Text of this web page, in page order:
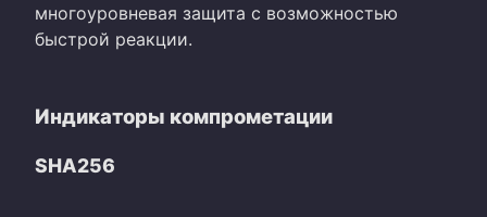
многоуровневая защита с возможностью
быстрой реакции.
Индикаторы компрометации
SHA256